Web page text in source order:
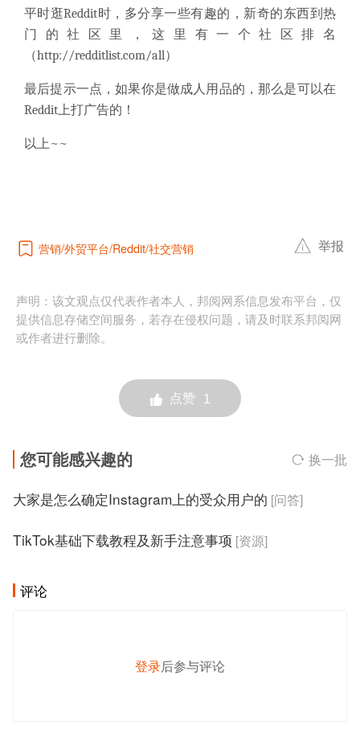
平时逛Reddit时，多分享一些有趣的，新奇的东西到热
门的社区里，这里有一个社区排名
（http://redditlist.com/all）
最后提示一点，如果你是做成人用品的，那么是可以在
Reddit上打广告的！
以上~~
营销 外贸平台 Reddit 社交营销 举报
声明：该文观点仅代表作者本人，邦阅网系信息发布平台，仅
提供信息存储空间服务，若存在侵权问题，请及时联系邦阅网
或作者进行删除。
点赞 1
您可能感兴趣的 换一批
大家是怎么确定Instagram上的受众用户的 [问答]
TikTok基础下载教程及新手注意事项 [资源]
评论
登录后参与评论